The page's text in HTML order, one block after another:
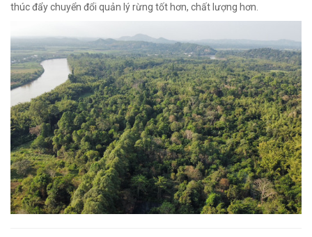
thúc đẩy chuyển đổi quản lý rừng tốt hơn, chất lượng hơn.